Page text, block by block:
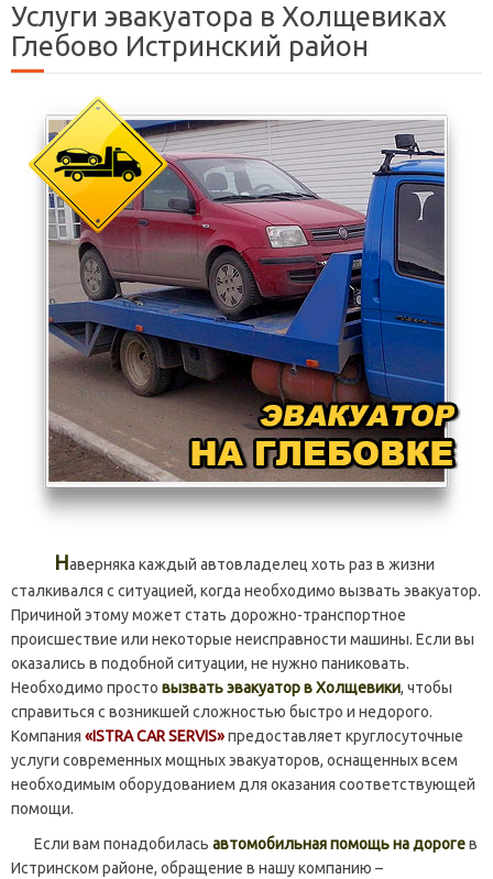
Услуги эвакуатора в Холщевиках
Глебово Истринский район
Наверняка каждый автовладелец хоть раз в жизни
сталкивался с ситуацией, когда необходимо вызвать эвакуатор.
Причиной этому может стать дорожно-транспортное
происшествие или некоторые неисправности машины. Если вы
оказались в подобной ситуации, не нужно паниковать.
Необходимо просто вызвать эвакуатор в Холщевики, чтобы
справиться с возникшей сложностью быстро и недорого.
Компания «ISTRA CAR SERVIS»предоставляет круглосуточные
услуги современных мощных эвакуаторов, оснащенных всем
необходимым оборудованием для оказания соответствующей
помощи.
Если вам понадобилась автомобильная помощь на дорогев
Истринском районе, обращение в нашу компанию –